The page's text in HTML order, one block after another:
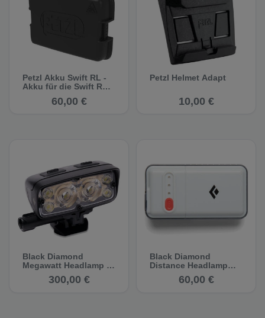
Petzl Akku Swift RL -
Akku für die Swift RL-
60,00 €
Petzl Helmet Adapt
10,00 €
Black Diamond
Megawatt Headlamp -
Stirnlampe300,00 €
Black Diamond
Distance Headlamp
Battery - Stirnlampen-
60,00 €